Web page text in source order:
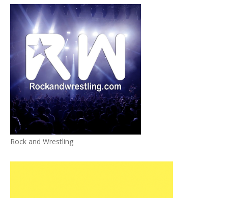
Rock and Wrestling